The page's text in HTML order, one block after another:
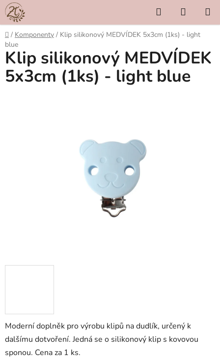
Přejít
na
obsah
Hledat
KOŠÍK
Domů
/ Komponenty / Klip silikonový MEDVÍDEK 5x3cm (1ks) - light
blue
Moderní doplněk pro výrobu klipů na dudlík, určený k
dalšímu dotvoření. Jedná se o silikonový klip s kovovou
sponou. Cena za 1 ks.
Klip silikonový MEDVÍDEK
5x3cm (1ks) - light blue